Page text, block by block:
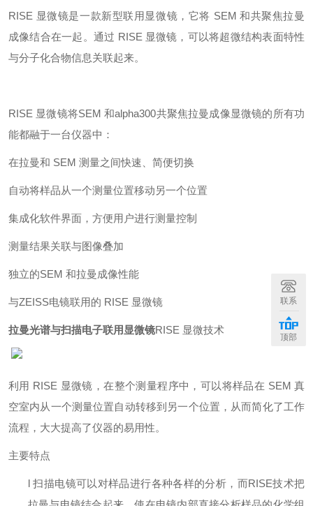
RISE 显微镜是一款新型联用显微镜，它将 SEM 和共聚焦拉曼
成像结合在一起。通过 RISE 显微镜，可以将超微结构表面特性
与分子化合物信息关联起来。
RISE 显微镜将SEM 和alpha300共聚焦拉曼成像显微镜的所有功
能都融于一台仪器中：
在拉曼和 SEM 测量之间快速、简便切换
自动将样品从一个测量位置移动另一个位置
集成化软件界面，方便用户进行测量控制
测量结果关联与图像叠加
独立的SEM 和拉曼成像性能
与ZEISS电镜联用的 RISE 显微镜
拉曼光谱与扫描电子联用显微镜RISE 显微技术
利用 RISE 显微镜，在整个测量程序中，可以将样品在 SEM 真
空室内从一个测量位置自动转移到另一个位置，从而简化了工作
流程，大大提高了仪器的易用性。
主要特点
l扫描电镜可以对样品进行各种各样的分析，而RISE技术把
联系
顶部